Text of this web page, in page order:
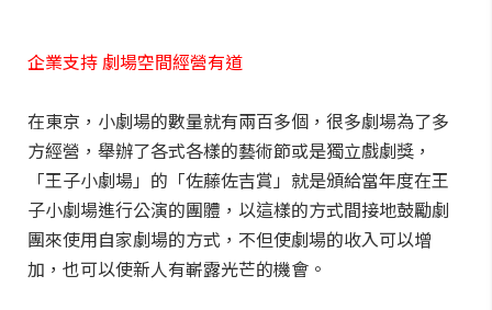
企業支持 劇場空間經營有道
在東京，小劇場的數量就有兩百多個，很多劇場為了多
方經營，舉辦了各式各樣的藝術節或是獨立戲劇獎，
「王子小劇場」的「佐藤佐吉賞」就是頒給當年度在王
子小劇場進行公演的團體，以這樣的方式間接地鼓勵劇
團來使用自家劇場的方式，不但使劇場的收入可以增
加，也可以使新人有嶄露光芒的機會。